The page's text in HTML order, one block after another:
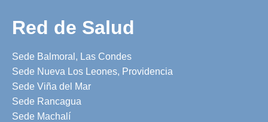
Red de Salud
Sede Balmoral, Las Condes
Sede Nueva Los Leones, Providencia
Sede Viña del Mar
Sede Rancagua
Sede Machalí